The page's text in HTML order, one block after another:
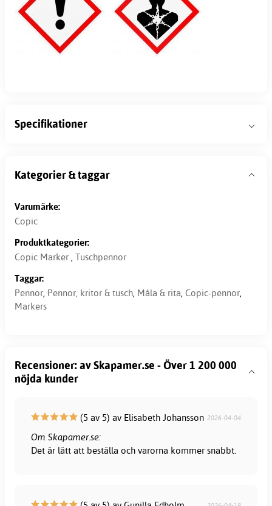
Specifikationer
Kategorier & taggar
Varumärke:
Copic
Produktkategorier:
Copic Marker , Tuschpennor
Taggar:
Pennor, Pennor, kritor & tusch, Måla & rita, Copic-pennor,
Markers
Recensioner: av Skapamer.se - Över 1 200 000
nöjda kunder
(5 av 5) av Elisabeth Johansson 2026-04-04
Om Skapamer.se:
Det är lätt att beställa och varorna kommer snabbt.